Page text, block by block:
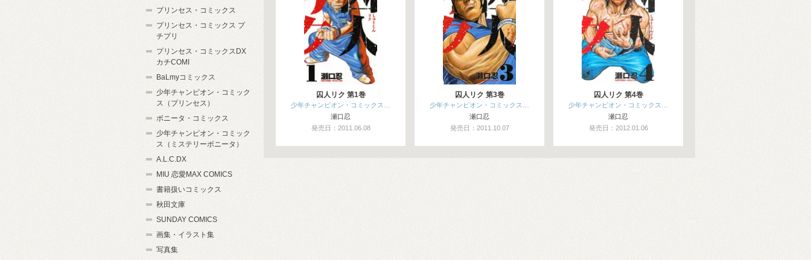
囚人リク 第1巻
少年チャンピオン・コミックス…
瀬口忍
発売日：2011.06.08
囚人リク 第3巻
少年チャンピオン・コミックス…
瀬口忍
発売日：2011.10.07
囚人リク 第4巻
少年チャンピオン・コミックス…
瀬口忍
発売日：2012.01.06
プリンセス・コミックス
プリンセス・コミックス プ
チプリ
プリンセス・コミックスDX
カチCOMI
BaLmyコミックス
少年チャンピオン・コミック
ス（プリンセス）
ボニータ・コミックス
少年チャンピオン・コミック
ス（ミステリーボニータ）
A.L.C.DX
MIU 恋愛MAX COMICS
書籍扱いコミックス
秋田文庫
SUNDAY COMICS
画集・イラスト集
写真集